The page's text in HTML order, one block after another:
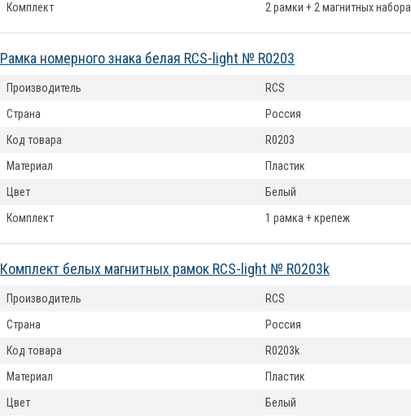
Комплект
2 рамки + 2 магнитных набора
Рамка номерного знака белая RCS-light № R0203
Производитель
RCS
Страна
Россия
Код товара
R0203
Материал
Пластик
Цвет
Белый
Комплект
1 рамка + крепеж
Комплект белых магнитных рамок RCS-light № R0203k
Производитель
RCS
Страна
Россия
Код товара
R0203k
Материал
Пластик
Цвет
Белый